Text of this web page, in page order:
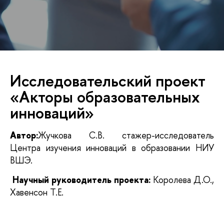
Исследовательский проект
«Акторы образовательных
инноваций»
Автор:Жучкова С.В. стажер-исследователь
Центра изучения инноваций в образовании НИУ
ВШЭ.
Научный руководитель проекта: Королева Д.О.,
Хавенсон Т.Е.